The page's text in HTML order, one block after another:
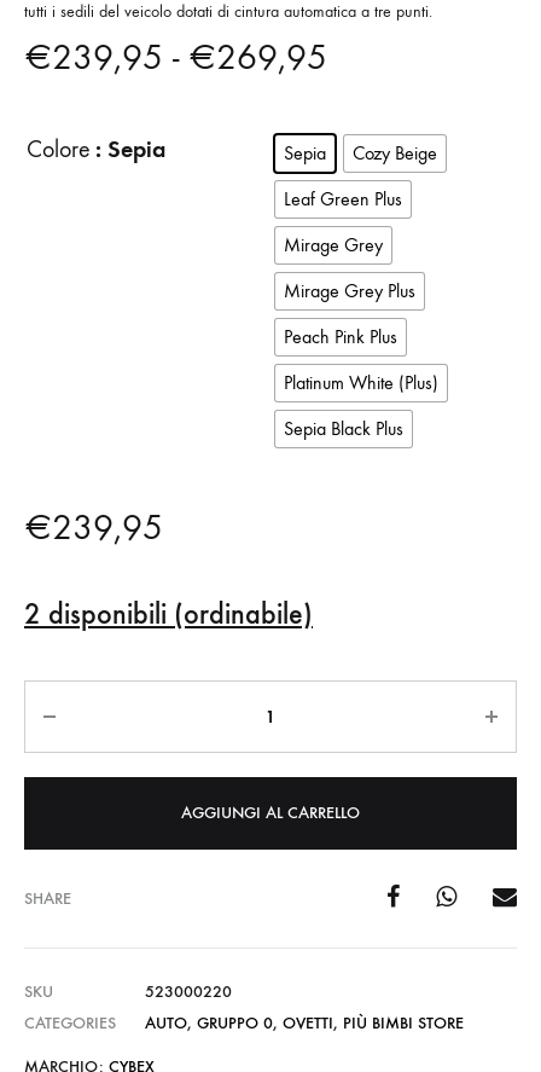
tutti i sedili del veicolo dotati di cintura automatica a tre punti.
€239,95 - €269,95
prezzo:
da
€239,95
a
€269,95
Colore : Sepia Sepia
Cozy Beige
Leaf Green Plus
Mirage Grey
Mirage Grey Plus
Peach Pink Plus
Platinum White (Plus)
Sepia Black Plus
€239,95
2 disponibili (ordinabile)
AGGIUNGI AL CARRELLO
SHARE
SKU
523000220
CATEGORIES
AUTO, GRUPPO 0, OVETTI, PIÙ BIMBI STORE
MARCHIO: CYBEX